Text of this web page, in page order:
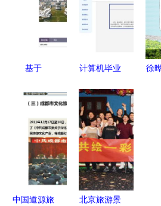
邀共绘山水
设计与实现
书
研
制
划
基于
的智慧旅游
管理系统设
计与实现
——计算机
毕业设计项
目策划咨询
计算机毕业
荐 红色旅
游网站设计
与开发
徐
中国道源旅
北京旅游景